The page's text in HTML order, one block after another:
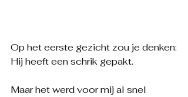
Op het eerste gezicht zou je denken:
Hij heeft een schrik gepakt.
Maar het werd voor mij al snel